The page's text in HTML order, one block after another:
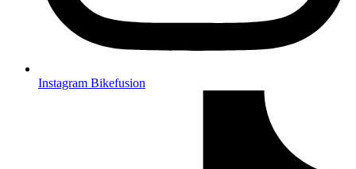
Instagram Bikefusion